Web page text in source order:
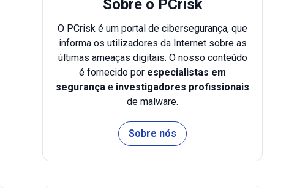
Sobre o PCrisk
O PCrisk é um portal de cibersegurança, que
informa os utilizadores da Internet sobre as
últimas ameaças digitais. O nosso conteúdo
é fornecido por especialistas em
segurança e investigadores profissionais
de malware.
Sobre nós